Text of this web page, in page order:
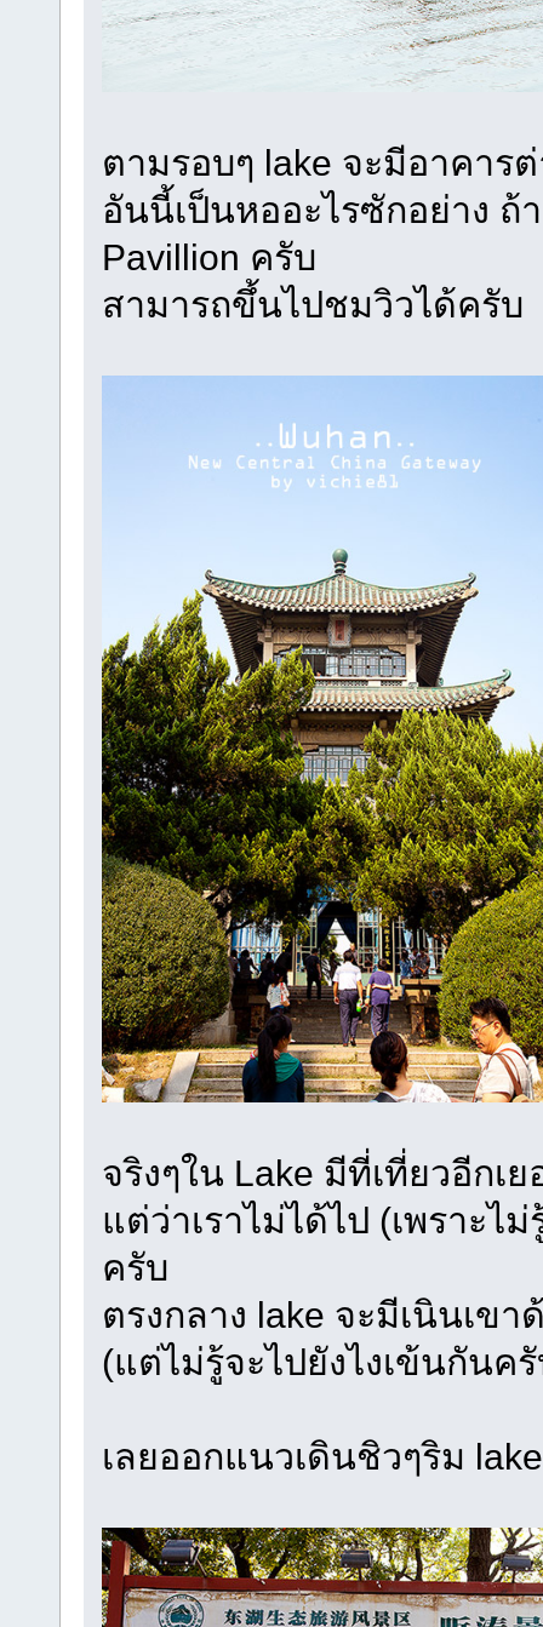
ตามรอบๆ lake จะมีอาคาร
อันนี้เป็นหออะไรซักอย่าง ถ้
Pavillion ครับ
สามารถขึ้นไปชมวิวได้ครับ
จริงๆใน Lake มีที่เที่ยวอีกเ
แต่ว่าเราไม่ได้ไป (เพราะไ
ครับ
ตรงกลาง lake จะมีเนินเข
(แต่ไม่รู้จะไปยังไงเข้นกันค
เลยออกแนวเดินชิวๆริม